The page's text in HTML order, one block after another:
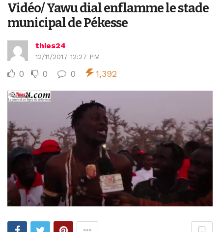
Vidéo/ Yawu dial enflamme le stade
municipal de Pékesse
thies24
12/11/2017 12:27 PM
0 0 0 1,392